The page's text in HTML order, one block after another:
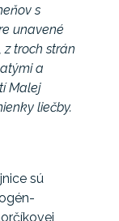
s
unavené
z troch strán
a
Malej
liečby.
sú